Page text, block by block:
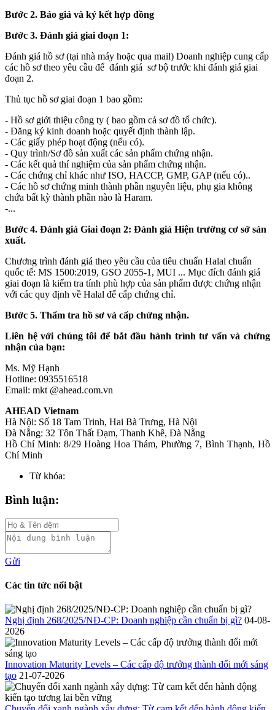
Bước 2. Báo giá và ký kết hợp đồng
Bước 3. Đánh giá giai đoạn 1:
Đánh giá hồ sơ (tại nhà máy hoặc qua mail) Doanh nghiệp cung cấp
các hồ sơ theo yêu cầu để đánh giá sơ bộ trước khi đánh giá giai
đoạn 2.
Thủ tục hồ sơ giai đoạn 1 bao gồm:
- Hồ sơ giới thiệu công ty ( bao gồm cả sơ đồ tổ chức).
- Đăng ký kinh doanh hoặc quyết định thành lập.
- Các giấy phép hoạt động (nếu có).
- Quy trình/Sơ đồ sản xuất các sản phẩm chứng nhận.
- Các kết quả thí nghiệm của sản phẩm chứng nhận.
- Các chứng chỉ khác như ISO, HACCP, GMP, GAP (nếu có)..
- Các hồ sơ chứng minh thành phần nguyên liệu, phụ gia không
chứa bất kỳ thành phần nào là Haram.
-...
Bước 4. Đánh giá Giai đoạn 2: Đánh giá Hiện trường cơ sở sản
xuất.
Chương trình đánh giá theo yêu cầu của tiêu chuẩn Halal chuẩn
quốc tế: MS 1500:2019, GSO 2055-1, MUI ... Mục đích đánh giá
giai đoạn là kiểm tra tính phù hợp của sản phẩm được chứng nhận
với các quy định về Halal để cấp chứng chỉ.
Bước 5. Thẩm tra hồ sơ và cấp chứng nhận.
Liên hệ với chúng tôi để bắt đầu hành trình tư vấn và chứng
nhận của bạn:
Ms. Mỹ Hạnh
Hotline: 0935516518
Email: mkt @ahead.com.vn
AHEAD Vietnam
Hà Nội: Số 18 Tam Trinh, Hai Bà Trưng, Hà Nội
Đà Nẵng: 32 Tôn Thất Đạm, Thanh Khê, Đà Nẵng
Hồ Chí Minh: 8/29 Hoàng Hoa Thám, Phường 7, Bình Thạnh, Hồ
Chí Minh
Từ khóa:
Bình luận:
Gửi
Các tin tức nổi bật
Nghị định 268/2025/NĐ-CP: Doanh nghiệp cần chuẩn bị gì? 04-08-
2026
Innovation Maturity Levels – Các cấp độ trưởng thành đổi mới sáng
tạo 21-07-2026